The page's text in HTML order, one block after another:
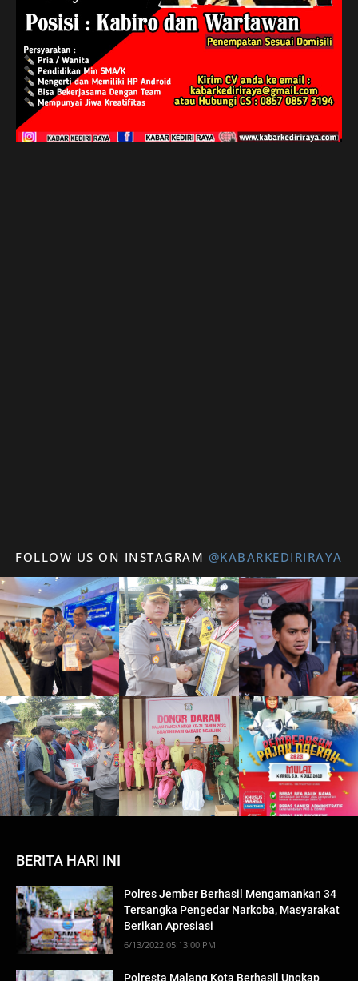
FOLLOW US ON INSTAGRAM @KABARKEDIRIRAYA
BERITA HARI INI
Polres Jember Berhasil Mengamankan 34
Tersangka Pengedar Narkoba, Masyarakat
Berikan Apresiasi
6/13/2022 05:13:00 PM
Polresta Malang Kota Berhasil Ungkap